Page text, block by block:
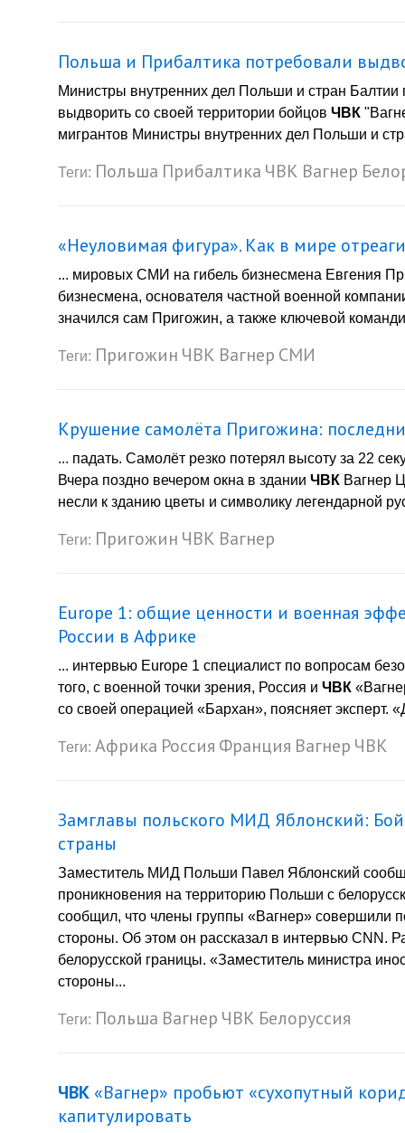
Польша и Прибалтика потребовали
Министры внутренних дел Польши и стран
выдворить со своей территории бойцов ЧВК
мигрантов Министры внутренних дел Польши и
Теги: Польша Прибалтика ЧВК Вагнер
«Неуловимая фигура». Как в мире
... мировых СМИ на гибель бизнесмена Евгения
бизнесмена, основателя частной военной
значился сам Пригожин, а также ключевой
Теги: Пригожин ЧВК Вагнер СМИ
Крушение самолёта Пригожина:
... падать. Самолёт резко потерял высоту за 22
Вчера поздно вечером окна в здании ЧВК Вагнер
несли к зданию цветы и символику легендарной
Теги: Пригожин ЧВК Вагнер
Europe 1: общие ценности и военная
России в Африке
... интервью Europe 1 специалист по вопросам
того, с военной точки зрения, Россия и ЧВК
со своей операцией «Бархан», поясняет эксперт.
Теги: Африка Россия Франция Вагнер ЧВК
Замглавы польского МИД Яблонский:
страны
Заместитель МИД Польши Павел Яблонский
проникновения на территорию Польши с
сообщил, что члены группы «Вагнер» совершили
стороны. Об этом он рассказал в интервью CNN.
белорусской границы. «Заместитель министра
стороны...
Теги: Польша Вагнер ЧВК Белоруссия
ЧВК «Вагнер» пробьют «сухопутный
капитулировать